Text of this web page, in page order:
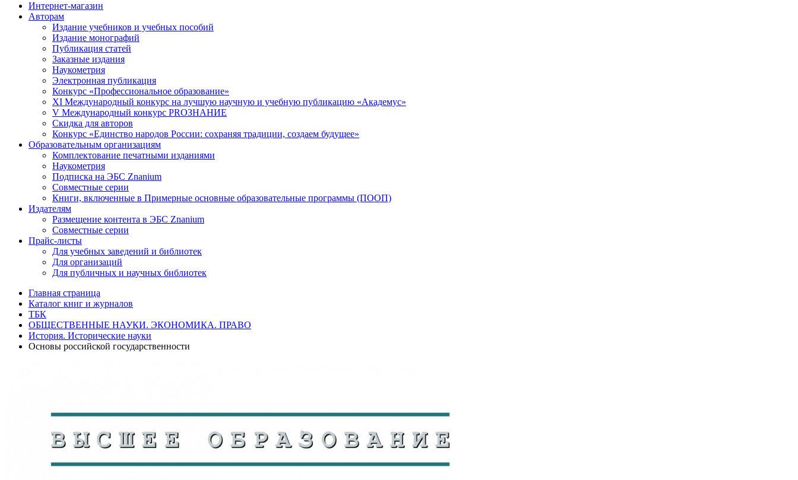
Интернет-магазин
Авторам
Издание учебников и учебных пособий
Издание монографий
Публикация статей
Заказные издания
Наукометрия
Электронная публикация
Конкурс «Профессиональное образование»
XI Международный конкурс на лучшую научную и учебную публикацию «Академус»
V Международный конкурс PROЗНАНИЕ
Скидка для авторов
Конкурс «Единство народов России: сохраняя традиции, создаем будущее»
Образовательным организациям
Комплектование печатными изданиями
Наукометрия
Подписка на ЭБС Znanium
Совместные серии
Книги, включенные в Примерные основные образовательные программы (ПООП)
Издателям
Размещение контента в ЭБС Znanium
Совместные серии
Прайс-листы
Для учебных заведений и библиотек
Для организаций
Для публичных и научных библиотек
Главная страница
Каталог книг и журналов
ТБК
ОБЩЕСТВЕННЫЕ НАУКИ. ЭКОНОМИКА. ПРАВО
История. Исторические науки
Основы российской государственности